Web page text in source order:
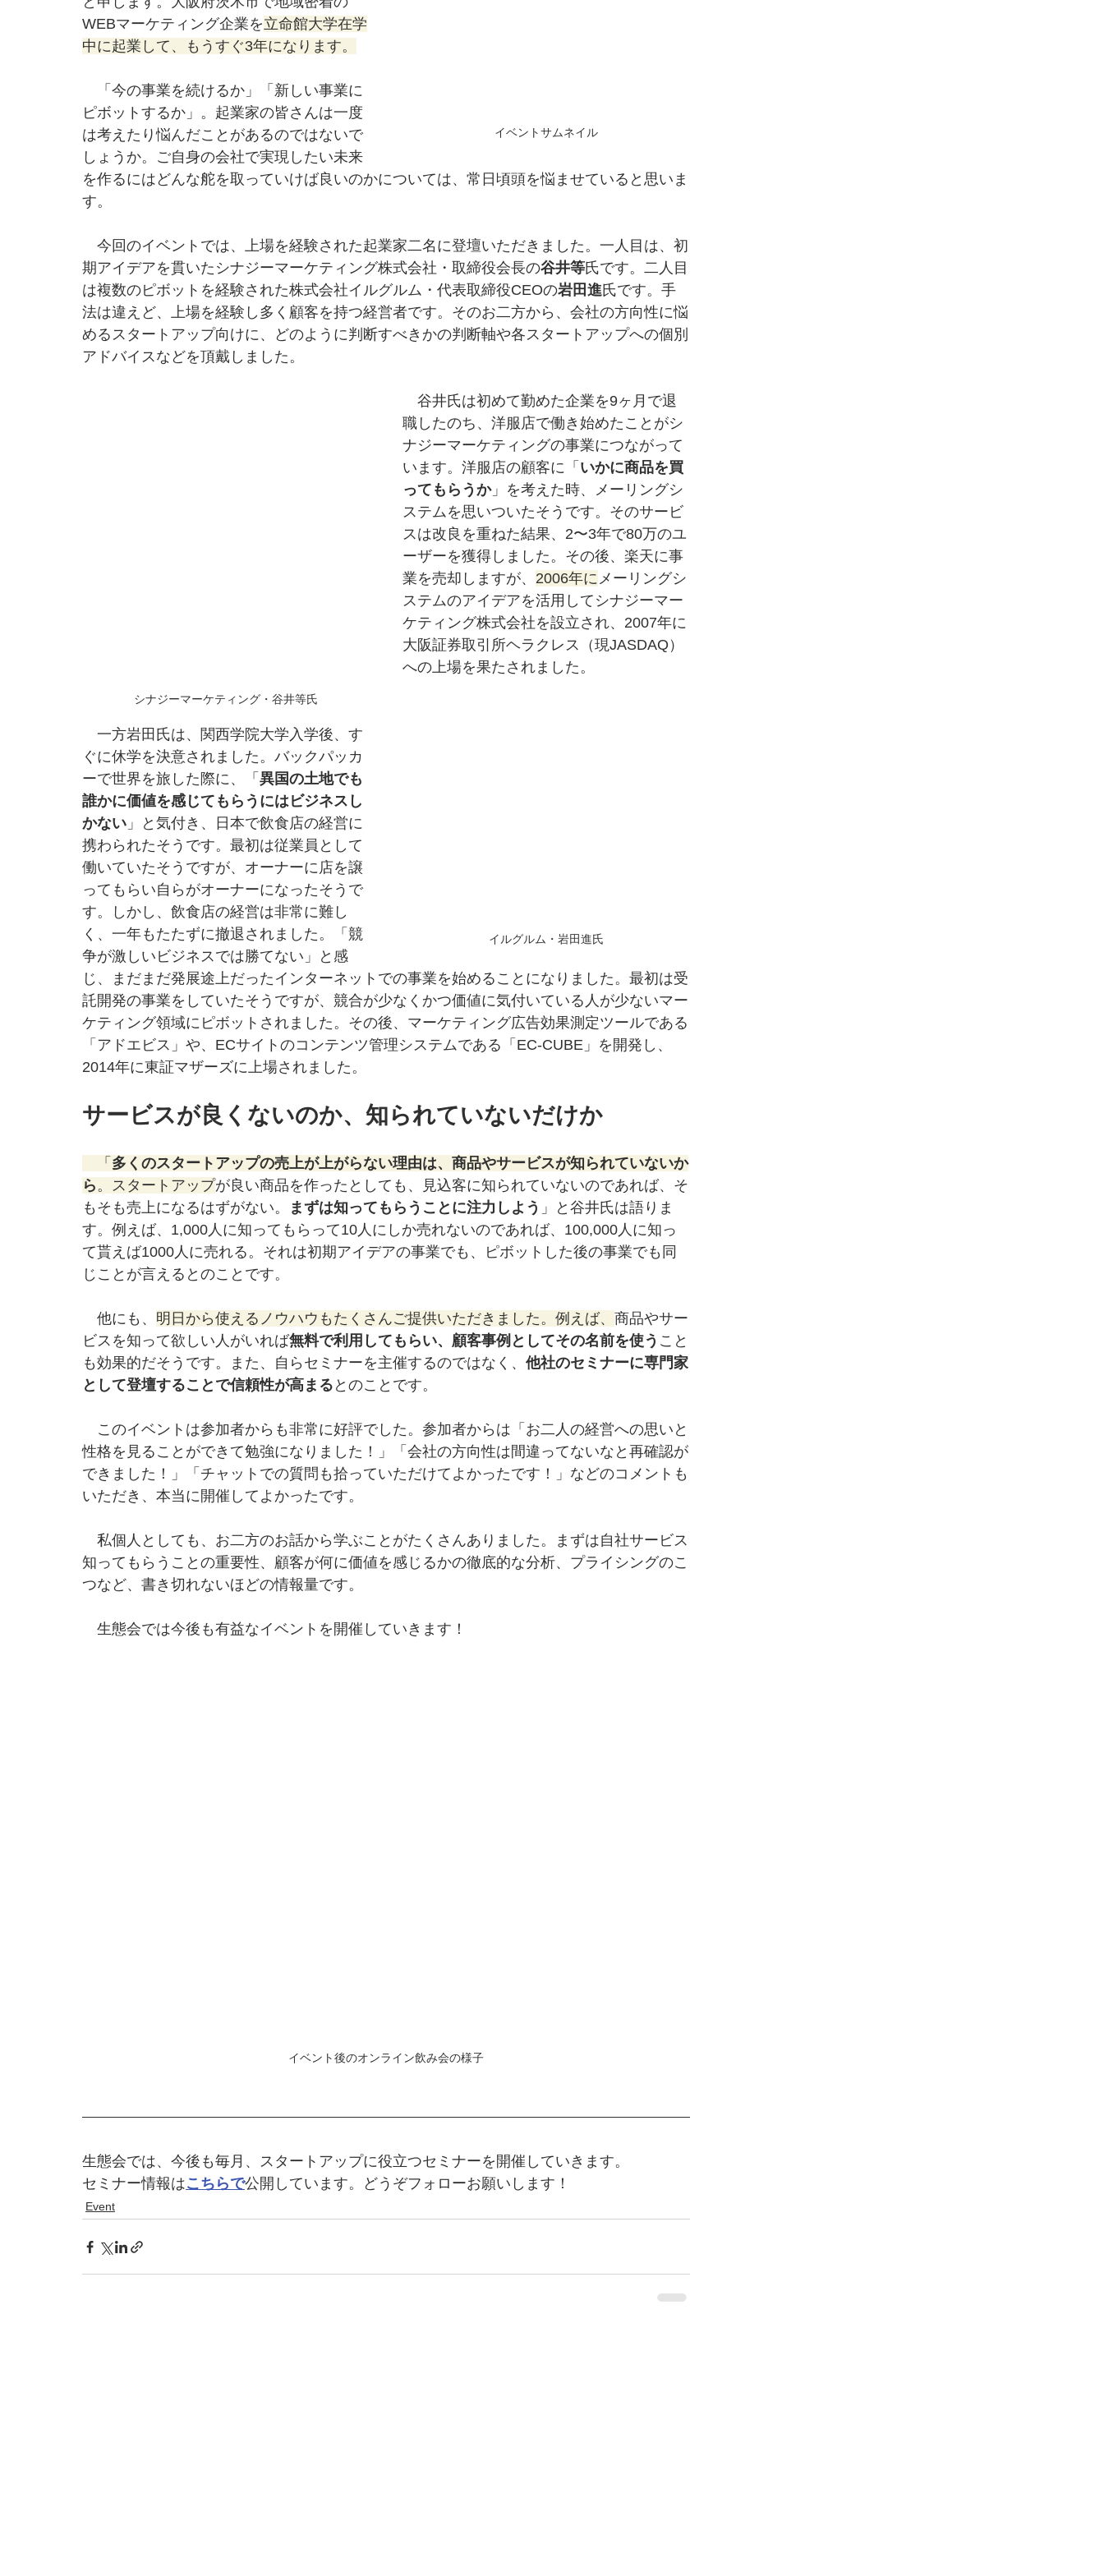
イベントサムネイル
WEBマーケティング企業を立命館大学在学
中に起業して、もうすぐ3年になります。
「今の事業を続けるか」「新しい事業に
ピボットするか」。起業家の皆さんは一度
は考えたり悩んだことがあるのではないで
しょうか。ご自身の会社で実現したい未来
を作るにはどんな舵を取っていけば良いのかについては、常日頃頭を悩ませていると思いま
す。
今回のイベントでは、上場を経験された起業家二名に登壇いただきました。一人目は、初
期アイデアを貫いたシナジーマーケティング株式会社・取締役会長の谷井等氏です。二人目
は複数のピボットを経験された株式会社イルグルム・代表取締役CEOの岩田進氏です。手
法は違えど、上場を経験し多く顧客を持つ経営者です。そのお二方から、会社の方向性に悩
めるスタートアップ向けに、どのように判断すべきかの判断軸や各スタートアップへの個別
アドバイスなどを頂戴しました。
シナジーマーケティング・谷井等氏
谷井氏は初めて勤めた企業を9ヶ月で退
職したのち、洋服店で働き始めたことがシ
ナジーマーケティングの事業につながって
います。洋服店の顧客に「 いかに商品を買
ってもらうか」を考えた時、メーリングシ
ステムを思いついたそうです。そのサービ
スは改良を重ねた結果、2〜3年で80万のユ
ーザーを獲得しました。その後、楽天に事
業を売却しますが、 2006年にメーリングシ
ステムのアイデアを活用してシナジーマー
ケティング株式会社を設立され、2007年に
大阪証券取引所ヘラクレス（現JASDAQ）
への上場を果たされました。
イルグルム・岩田進氏
一方岩田氏は、関西学院大学入学後、す
ぐに休学を決意されました。バックパッカ
ーで世界を旅した際に、「 異国の土地でも
誰かに価値を感じてもらうにはビジネスし
かない 」と気付き、日本で飲食店の経営に
携わられたそうです。最初は従業員として
働いていたそうですが、オーナーに店を譲
ってもらい自らがオーナーになったそうで
す。しかし、飲食店の経営は非常に難し
く、一年もたたずに撤退されました。「競
争が激しいビジネスでは勝てない」と感
じ、まだまだ発展途上だったインターネットでの事業を始めることになりました。最初は受
託開発の事業をしていたそうですが、競合が少なくかつ価値に気付いている人が少ないマー
ケティング領域にピボットされました。その後、マーケティング広告効果測定ツールである
「アドエビス」や、ECサイトのコンテンツ管理システムである「EC-CUBE」を開発し、
2014年に東証マザーズに上場されました。
サービスが良くないのか、知られていないだけか
「 多くのスタートアップの売上が上がらない理由は、商品やサービスが知られていないか
ら 。スタートアップが良い商品を作ったとしても、見込客に知られていないのであれば、そ
もそも売上になるはずがない。
まずは知ってもらうことに注力しよう 」と谷井氏は語りま
す。例えば、1,000人に知ってもらって10人にしか売れないのであれば、100,000人に知っ
て貰えば1000人に売れる。それは初期アイデアの事業でも、ピボットした後の事業でも同
じことが言えるとのことです。
他にも、 明日から使えるノウハウもたくさんご提供いただきました。例えば、 商品やサー
ビスを知って欲しい人がいれば無料で利用してもらい、顧客事例としてその名前を使う こと
も効果的だそうです。また、自らセミナーを主催するのではなく、 他社のセミナーに専門家
として登壇することで信頼性が高まる とのことです。
このイベントは参加者からも非常に好評でした。参加者からは「お二人の経営への思いと
性格を見ることができて勉強になりました！」「会社の方向性は間違ってないなと再確認が
できました！」「チャットでの質問も拾っていただけてよかったです！」などのコメントも
いただき、本当に開催してよかったです。
私個人としても、お二方のお話から学ぶことがたくさんありました。まずは自社サービス
知ってもらうことの重要性、顧客が何に価値を感じるかの徹底的な分析、プライシングのこ
つなど、書き切れないほどの情報量です。
生態会では今後も有益なイベントを開催していきます！
イベント後のオンライン飲み会の様子
生態会では、今後も毎月、スタートアップに役立つセミナーを開催していきます。
セミナー情報はこちらで公開しています。どうぞフォローお願いします！
Event